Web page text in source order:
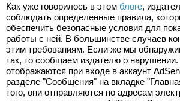
Как уже говорилось в этом блоге,
соблюдать определенные правила,
обеспечить безопасные условия для
работы с ней. В большинстве случаев
этим требованиям. Если же мы
так, то сообщаем издателю о
отображаются при входе в аккаунт
разделе "Сообщения" на вкладке
того, они отправляются по адресам